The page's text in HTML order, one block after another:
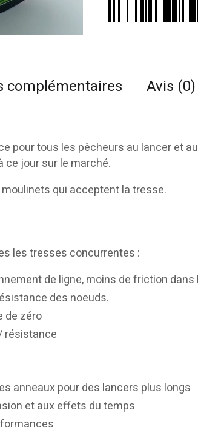
complémentaires Avis (0)
pour tous les pêcheurs au lancer et
jour sur le marché.
qui acceptent la tresse.
les tresses concurrentes :
de ligne, moins de friction dans
des noeuds.
de zéro
résistance
anneaux pour des lancers plus longs
et aux effets du temps